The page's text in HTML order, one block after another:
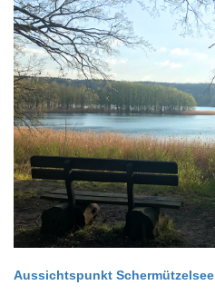
Aussichtspunkt Schermützelsee